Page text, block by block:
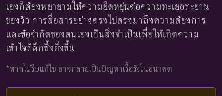
เองก็ต้องพยายามให้ความยืดหยุ่นต่อความทะเยอทะยาน
ของวัว การสื่อสารอย่างตรงไปตรงมาถึงความต้องการ
และข้อจำกัดของตนเองเป็นสิ่งจำเป็นเพื่อให้เกิดความ
เข้าใจที่ลึกซึ้งยิ่งขึ้น
*หากไม่รีบแก้ไข อาจกลายเป็นปัญหาเรื้อรังในอนาคต